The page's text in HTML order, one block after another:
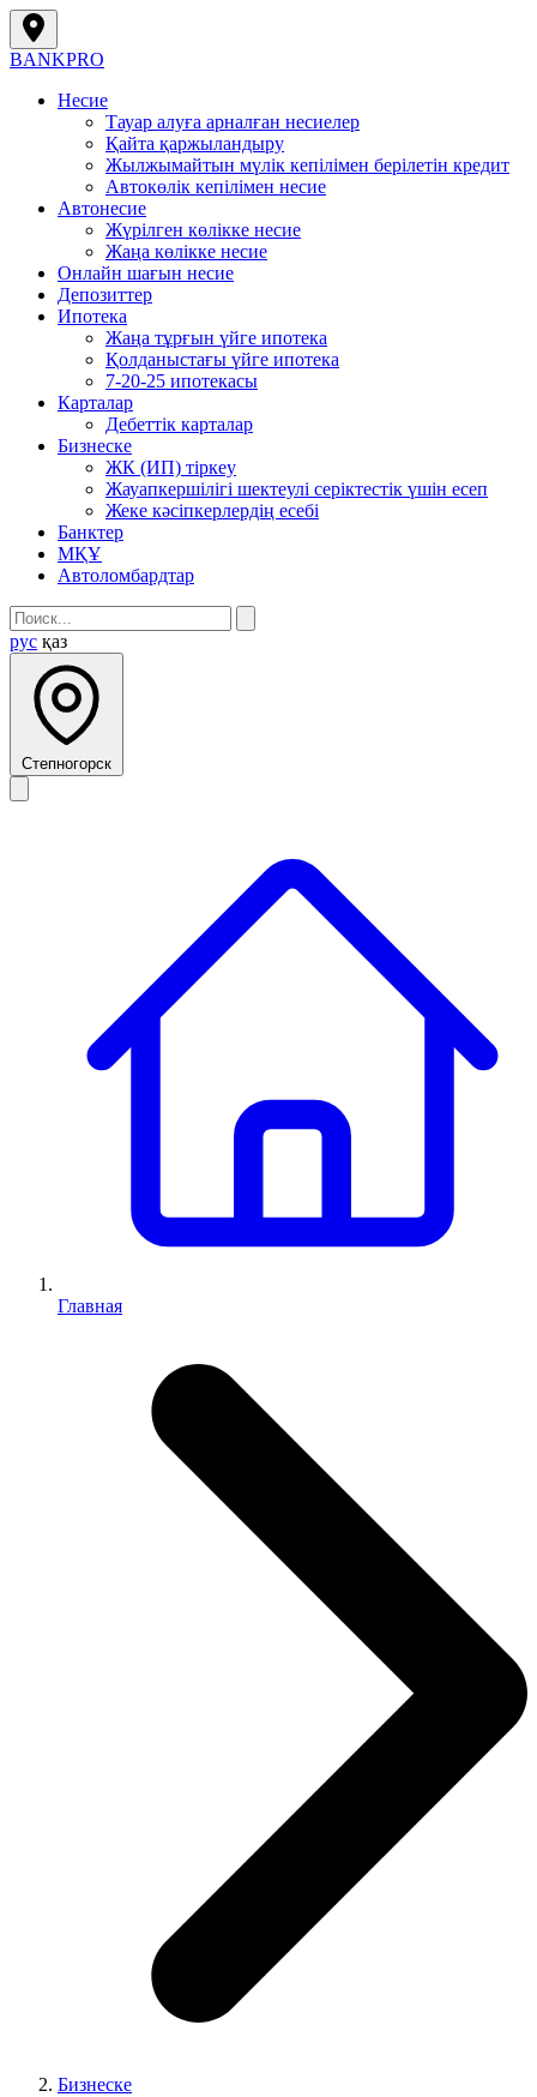
BANKPRO
Несие
Тауар алуға арналған несиелер
Қайта қаржыландыру
Жылжымайтын мүлік кепілімен берілетін кредит
Автокөлік кепілімен несие
Автонесие
Жүрілген көлікке несие
Жаңа көлікке несие
Онлайн шағын несие
Депозиттер
Ипотека
Жаңа тұрғын үйге ипотека
Қолданыстағы үйге ипотека
7-20-25 ипотекасы
Карталар
Дебеттік карталар
Бизнеске
ЖК (ИП) тіркеу
Жауапкершілігі шектеулі серіктестік үшін есеп
Жеке кәсіпкерлердің есебі
Банктер
МҚҰ
Автоломбардтар
рус қаз
Степногорск
Главная
Бизнеске